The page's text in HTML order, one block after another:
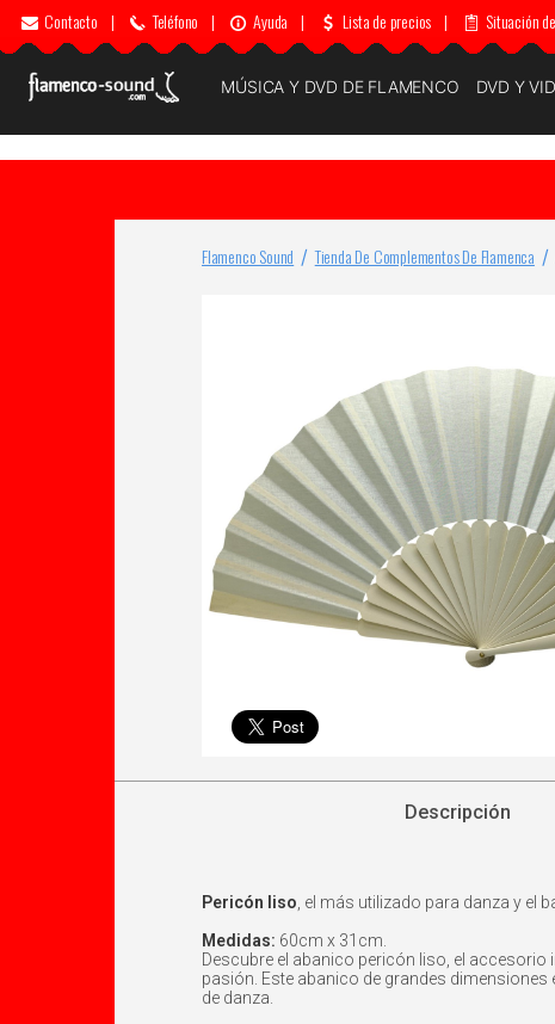
Contacto | Teléfono | Ayuda | Lista de precios | Situación
MÚSICA Y DVD DE FLAMENCO DVD Y
Flamenco Sound Tienda De Complementos De Flamenca
Descripción
Pericón liso , el más utilizado para danza y el
Medidas: 60cm x 31cm.
Descubre el abanico pericón liso, el
pasión. Este abanico de grandes
de danza.